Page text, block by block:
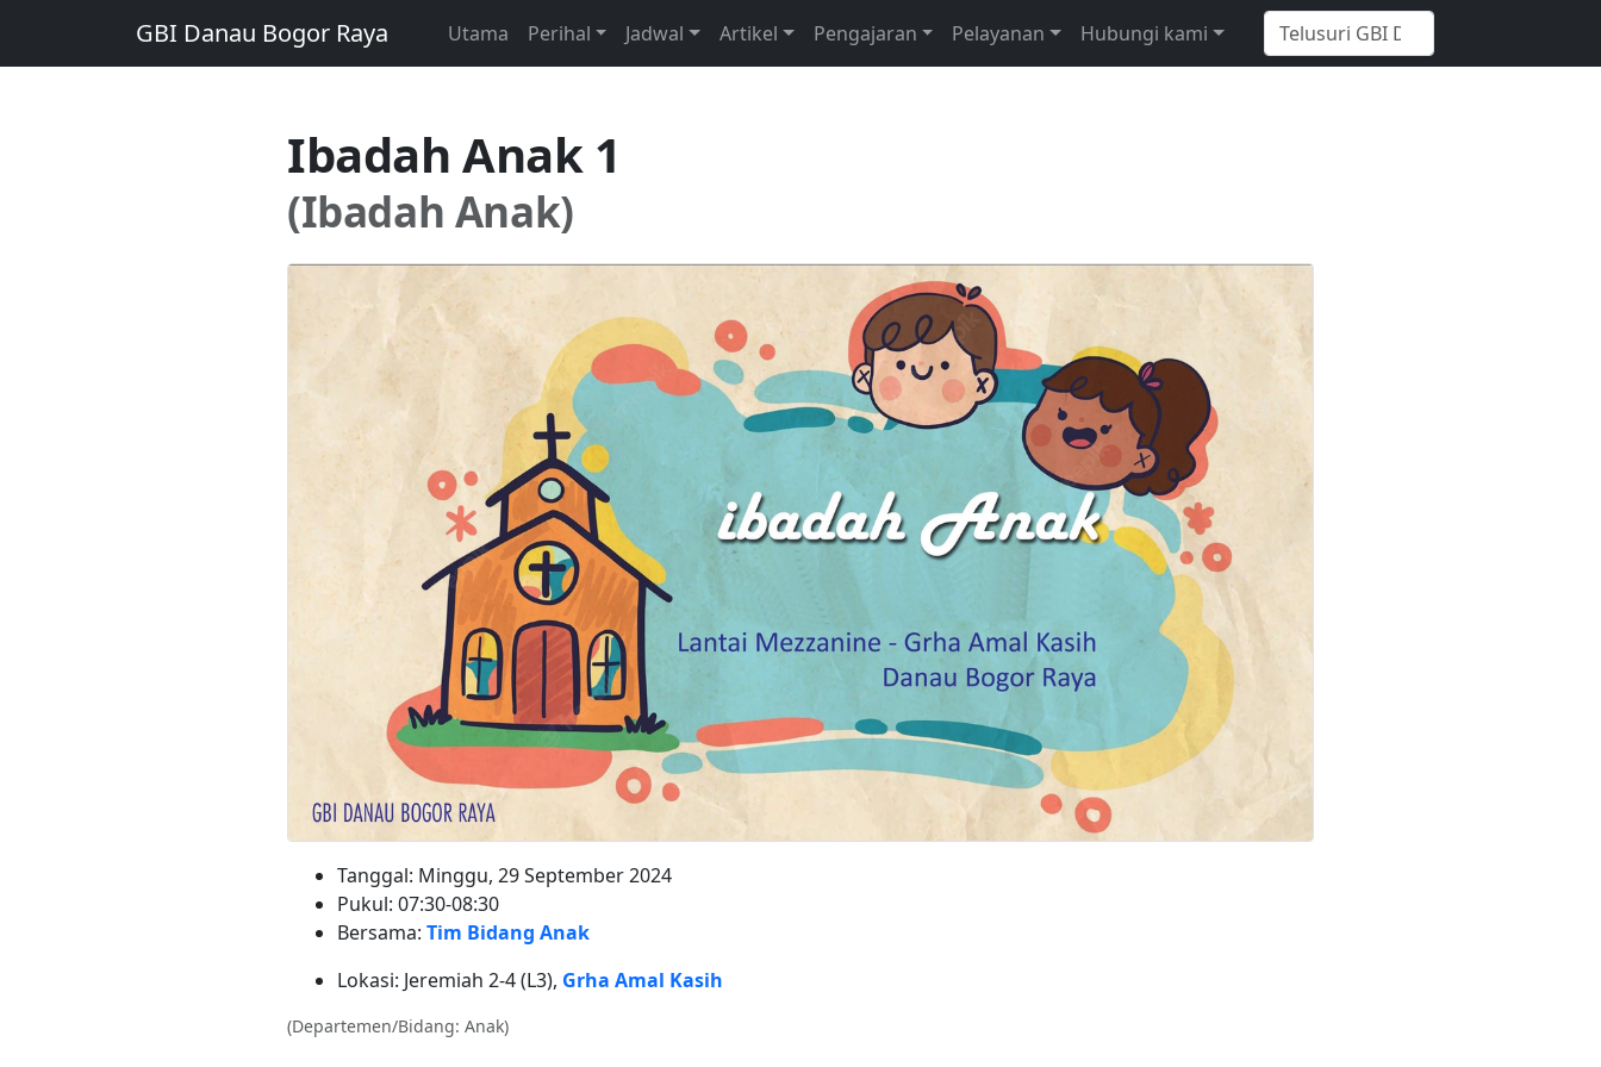
GBI Danau Bogor Raya Utama Perihal Jadwal Artikel Pengajaran Pelayanan Hubungi kami
Ibadah Anak 1
(Ibadah Anak)
Tanggal: Minggu, 29 September 2024
Pukul: 07:30-08:30
Bersama: Tim Bidang Anak
Lokasi: Jeremiah 2-4 (L3), Grha Amal Kasih
(Departemen/Bidang: Anak)